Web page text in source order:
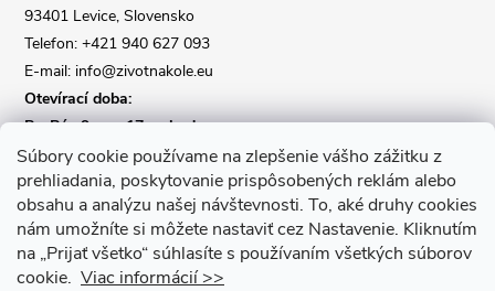
Súbory cookie používame na zlepšenie vášho zážitku z
prehliadania, poskytovanie prispôsobených reklám alebo
obsahu a analýzu našej návštevnosti. To, aké druhy cookies
nám umožníte si môžete nastaviť cez Nastavenie. Kliknutím
na „Prijať všetko“ súhlasíte s používaním všetkých súborov
cookie. Viac informácií >>
93401 Levice, Slovensko
Telefon: +421 940 627 093
E-mail: info@zivotnakole.eu
Otevírací doba:
Po-Pá : 9,oo - 17,oo hod
So : 9,oo - 12,oo | Ne : Zavřeno
Kontaktní formulář